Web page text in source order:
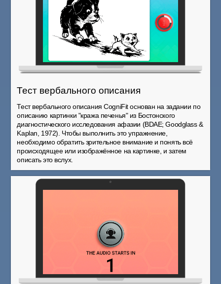
Тест вербального описания
Тест вербального описания CogniFit основан на задании по
описанию картинки "кража печенья" из Бостонского
диагностического исследования афазии (BDAE; Goodglass &
Kaplan, 1972). Чтобы выполнить это упражнение,
необходимо обратить зрительное внимание и понять всё
происходящее или изображённое на картинке, и затем
описать это вслух.